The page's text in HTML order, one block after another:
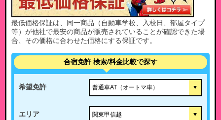
最低価格保証は、同一商品（自動車学校、入校日、部屋タイプ
等）が他社で最安の商品が販売されていることが確認できた場
合、その価格に合わせた価格にする保証です。
合宿免許 検索/料金比較で探す
希望免許
エリア